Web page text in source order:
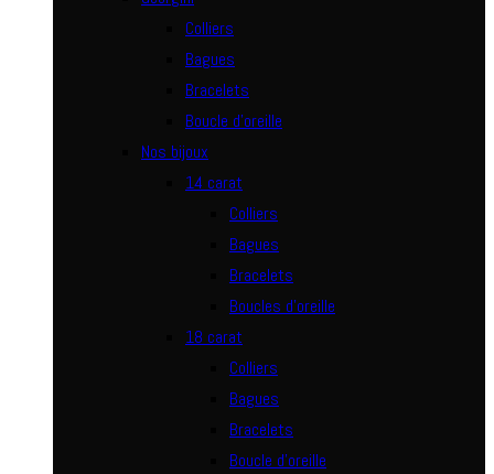
Colliers
Bagues
Bracelets
Boucle d’oreille
Nos bijoux
14 carat
Colliers
Bagues
Bracelets
Boucles d’oreille
18 carat
Colliers
Bagues
Bracelets
Boucle d’oreille